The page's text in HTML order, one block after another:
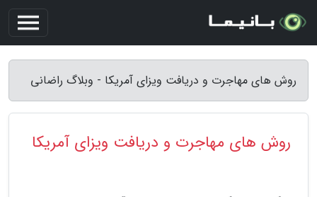
روش های مهاجرت و دریافت ویزای آمریکا - وبلاگ راضانی
روش های مهاجرت و دریافت ویزای آمریکا